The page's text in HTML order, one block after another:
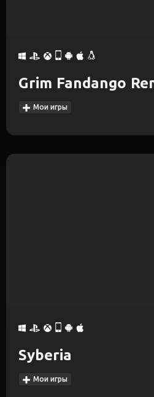
Grim Fandango
Мои игры
Syberia
Мои игры